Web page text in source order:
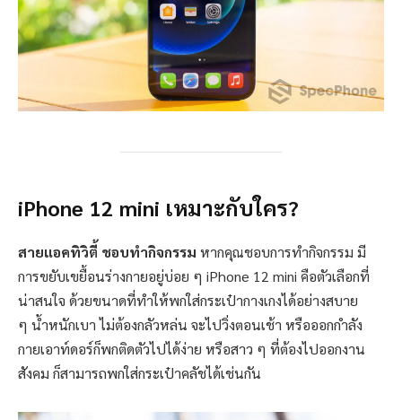
iPhone 12 mini เหมาะกับใคร?
สายแอคทิวิตี้ ชอบทำกิจกรรม หากคุณชอบการทำกิจกรรม มี
การขยับเขยื้อนร่างกายอยู่บ่อย ๆ iPhone 12 mini คือตัวเลือกที่
น่าสนใจ ด้วยขนาดที่ทำให้พกใส่กระเป๋ากางเกงได้อย่างสบาย
ๆ น้ำหนักเบา ไม่ต้องกลัวหล่น จะไปวิ่งตอนเช้า หรือออกกำลัง
กายเอาท์ดอร์ก็พกติดตัวไปได้ง่าย หรือสาว ๆ ที่ต้องไปออกงาน
สังคม ก็สามารถพกใส่กระเป๋าคลัชได้เช่นกัน